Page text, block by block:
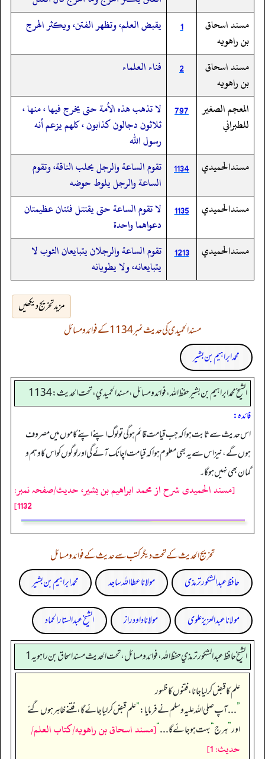
مسند اسحاق
بن راهويه
1 يقبض العلم، وتظهر الفتن، ويكثر الهرج
مسند اسحاق
بن راهويه
2 فناء العلماء
المعجم الصغير
للطبراني
797
لا تذهب هذه الأمة حتى يخرج فيها ، منها ،
ثلاثون دجالون كذابون ، كلهم يزعم أنه
رسول الله
مسندالحميدي
1134
تقوم الساعة والرجل يحلب الناقة، وتقوم
الساعة والرجل يلوط حوضه
مسندالحميدي
1135
لا تقوم الساعة حتى يقتتل فئتان عظيمتان
دعواهما واحدة
مسندالحميدي
1213
تقوم الساعة والرجلان يتبايعان الثوب لا
يتبايعانه، ولا يطويانه
مزید تخریج دیکھیں
مسند الحمیدی کی حدیث نمبر 1134 کے فوائد و مسائل
محمد ابراہیم بن بشیر
الشيخ محمد ابراهيم بن بشير حفظ الله، فوائد و مسائل، مسند الحميدي، تحت الحديث:1134
فائدہ:
اس حدیث سے ثابت ہوا کہ جب قیامت قائم ہوگی تو لوگ اپنے اپنے کاموں میں مصروف
ہوں گے، نیز اس سے یہ بھی معلوم ہوا کہ قیامت اچانک آئے گی اور لوگوں کو اس کا وہم و
گمان بھی نہیں ہوگا۔
[مسند الحمیدی شرح از محمد ابراهيم بن بشير، حدیث/صفحہ نمبر:
1132]
تخریج الحدیث کے تحت دیگر کتب سے حدیث کے فوائد و مسائل
حافظ عبدالشکور ترمذی
مولانا عطا اللہ ساجد محمد ابراہیم بن بشیر
مولانا عبد العزیز علوی مولانا داود راز الشیخ عبدالستار الحماد
الشيخ حافظ عبدالشكور ترمذي حفظ الله، فوائد و مسائل، تحت الحديث مسند اسحاق بن راهويه 1
علم کا قبض کر لیا جانا، فتنوں کا ظہور
”. . . آپ صلی اللہ علیہ وسلم نے فرمایا:”علم قبض کر لیا جائے گا، فتنے ظاہر ہوں گئے
اور”ہرج“بہت ہو جائے گا . . .“[مسند اسحاق بن راهويه/كتاب العلم/
حدیث: 1]